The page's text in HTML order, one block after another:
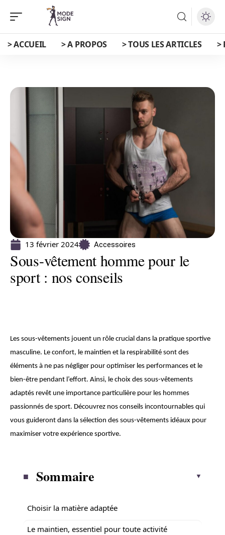
> ACCUEIL > A PROPOS > TOUS LES ARTICLES >
13 février 2024 Accessoires
Sous-vêtement homme pour le
sport : nos conseils
Les sous-vêtements jouent un rôle crucial dans la pratique sportive
masculine. Le confort, le maintien et la respirabilité sont des
éléments à ne pas négliger pour optimiser les performances et le
bien-être pendant l’effort. Ainsi, le choix des sous-vêtements
adaptés revêt une importance particulière pour les hommes
passionnés de sport. Découvrez nos conseils incontournables qui
vous guideront dans la sélection des sous-vêtements idéaux pour
maximiser votre expérience sportive.
Sommaire
Choisir la matière adaptée
Le maintien, essentiel pour toute activité